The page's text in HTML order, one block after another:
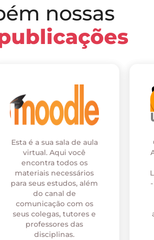
nossas
Esta é a sua sala de aula
virtual. Aqui você
encontra todos os
materiais necessários
para seus estudos, além
do canal de
comunicação com os
seus colegas, tutores e
professores das
disciplinas.